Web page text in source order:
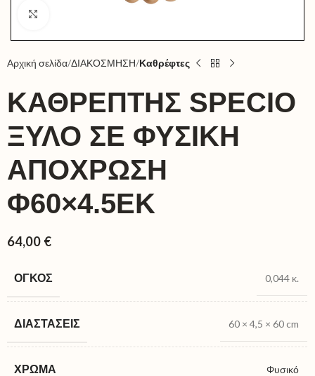
Αρχική σελίδα ΔΙΑΚΟΣΜΗΣΗ Καθρέφτες
ΚΑΘΡΈΠΤΗΣ SPECIO
ΞΎΛΟ ΣΕ ΦΥΣΙΚΉ
ΑΠΌΧΡΩΣΗ
Φ60×4.5ΕΚ
64,00 €
ΌΓΚΟΣ 0,044 κ.
ΔΙΑΣΤΆΣΕΙΣ 60 × 4,5 × 60 cm
ΧΡΏΜΑ Φυσικό